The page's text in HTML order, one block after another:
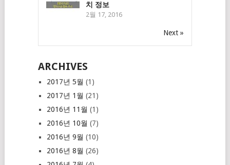
치 정보
2월 17, 2016
Next »
ARCHIVES
2017년 5월 (1)
2017년 1월 (21)
2016년 11월 (1)
2016년 10월 (7)
2016년 9월 (10)
2016년 8월 (26)